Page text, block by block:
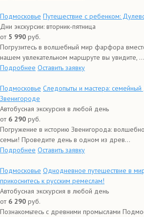
Подмосковье Путешествие с ребенком:
Дни экскурсии: вторник-пятница
от 5 990 руб.
Погрузитесь в волшебный мир фарфора
нашем увлекательном маршруте вы увидите, ...
Подробнее Оставить заявку
Подмосковье Следопыты и мастера: семейный
Звенигороде
Автобусная экскурсия в любой день
от 6 290 руб.
Погружение в историю Звенигорода:
семьи! Проведите день в одном из древ...
Подробнее Оставить заявку
Подмосковье Однодневное путешествие в
прикоснитесь к русским ремеслам!
Автобусная экскурсия в любой день
от 6 290 руб.
Познакомьтесь с древними промыслами